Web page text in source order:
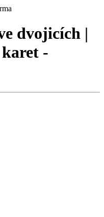
dvojicích |
-